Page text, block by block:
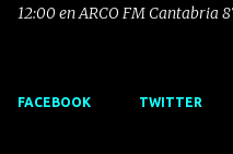
12:00 en ARCO FM Cantabria
FACEBOOK TWITTER